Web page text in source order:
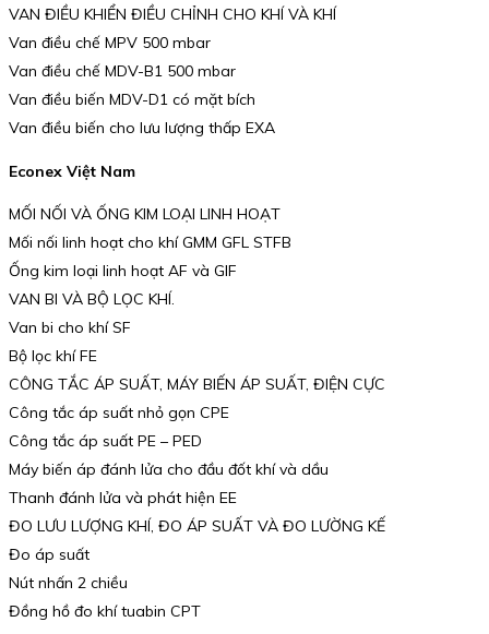
VAN ĐIỀU KHIỂN ĐIỀU CHỈNH CHO KHÍ VÀ KHÍ
Van điều chế MPV 500 mbar
Van điều chế MDV-B1 500 mbar
Van điều biến MDV-D1 có mặt bích
Van điều biến cho lưu lượng thấp EXA
Econex Việt Nam
MỐI NỐI VÀ ỐNG KIM LOẠI LINH HOẠT
Mối nối linh hoạt cho khí GMM GFL STFB
Ống kim loại linh hoạt AF và GIF
VAN BI VÀ BỘ LỌC KHÍ.
Van bi cho khí SF
Bộ lọc khí FE
CÔNG TẮC ÁP SUẤT, MÁY BIẾN ÁP SUẤT, ĐIỆN CỰC
Công tắc áp suất nhỏ gọn CPE
Công tắc áp suất PE – PED
Máy biến áp đánh lửa cho đầu đốt khí và dầu
Thanh đánh lửa và phát hiện EE
ĐO LƯU LƯỢNG KHÍ, ĐO ÁP SUẤT VÀ ĐO LƯỜNG KẾ
Đo áp suất
Nút nhấn 2 chiều
Đồng hồ đo khí tuabin CPT